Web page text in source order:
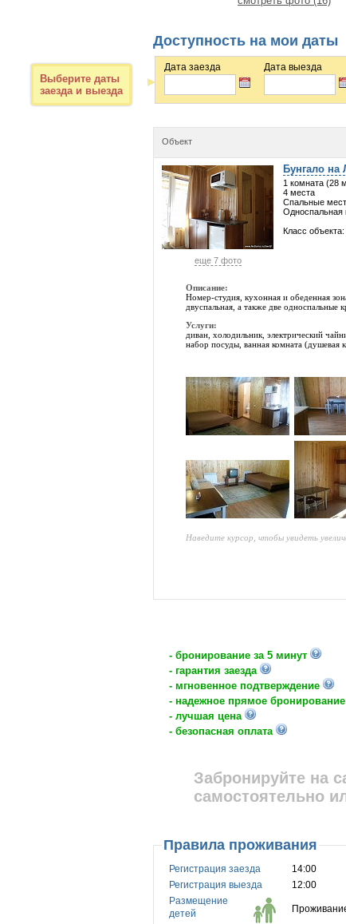
Доступность на мои даты
Выберите даты
заезда и выезда
Дата заезда Дата выезда
Объект
еще 7 фото
Бунгало на
1 комната (28 м
4 места
Спальные
Односпальная
Класс
Описание:
Номер-студия, кухонная и обеденная
двуспальная, а также две односпальные
Услуги:
диван, холодильник, электрический
набор посуды, ванная комната (душевая
Наведите курсор, чтобы увидеть
- бронирование за 5 минут
- гарантия заезда
- мгновенное подтверждение
- надежное прямое бронирование
- лучшая цена
- безопасная оплата
Забронируйте на
самостоятельно
Правила проживания
Регистрация заезда
14:00
Регистрация выезда
12:00
Размещение
детей